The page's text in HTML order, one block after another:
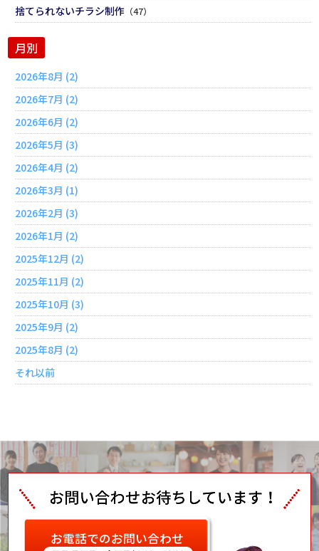
捨てられないチラシ制作 （47）
月別
2026年8月 (2)
2026年7月 (2)
2026年6月 (2)
2026年5月 (3)
2026年4月 (2)
2026年3月 (1)
2026年2月 (3)
2026年1月 (2)
2025年12月 (2)
2025年11月 (2)
2025年10月 (3)
2025年9月 (2)
2025年8月 (2)
それ以前
お電話でのお問い合わせ